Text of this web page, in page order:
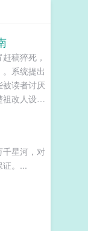
稿猝死，
系统提出
被读者讨厌
改人设是
大佬的局
我说话太大
，就算你
三本读者
千星河，对
证。...